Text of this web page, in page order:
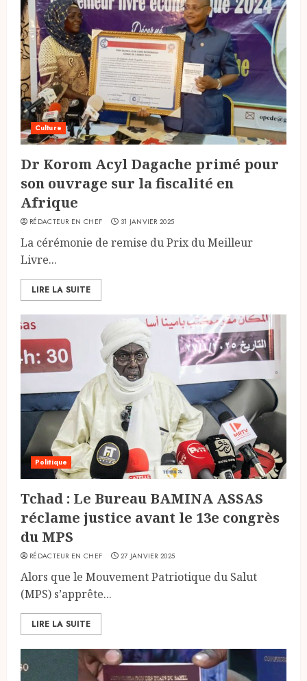
Culture
Dr Korom Acyl Dagache primé pour
son ouvrage sur la fiscalité en
Afrique
RÉDACTEUR EN CHEF 31 JANVIER 2025
La cérémonie de remise du Prix du Meilleur
Livre...
LIRE LA SUITE
Politique
Tchad : Le Bureau BAMINA ASSAS
réclame justice avant le 13e congrès
du MPS
RÉDACTEUR EN CHEF 27 JANVIER 2025
Alors que le Mouvement Patriotique du Salut
(MPS) s’apprête...
LIRE LA SUITE